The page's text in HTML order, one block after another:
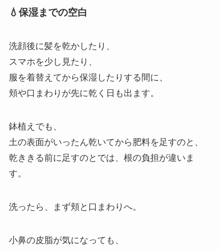
💧保湿までの空白
洗顔後に髪を乾かしたり、
スマホを少し見たり、
服を着替えてから保湿したりする間に、
頬や口まわりが先に乾く日も出ます。
鉢植えでも、
土の表面がいったん乾いてから肥料を足すのと、
乾ききる前に足すのとでは、根の負担が違いま
す。
洗ったら、まず頬と口まわりへ。
小鼻の皮脂が気になっても、